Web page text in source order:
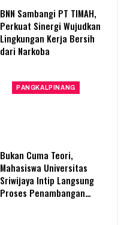
BNN Sambangi PT TIMAH,
Perkuat Sinergi Wujudkan
Lingkungan Kerja Bersih
dari Narkoba
PANGKALPINANG
Bukan Cuma Teori,
Mahasiswa Universitas
Sriwijaya Intip Langsung
Proses Penambangan…